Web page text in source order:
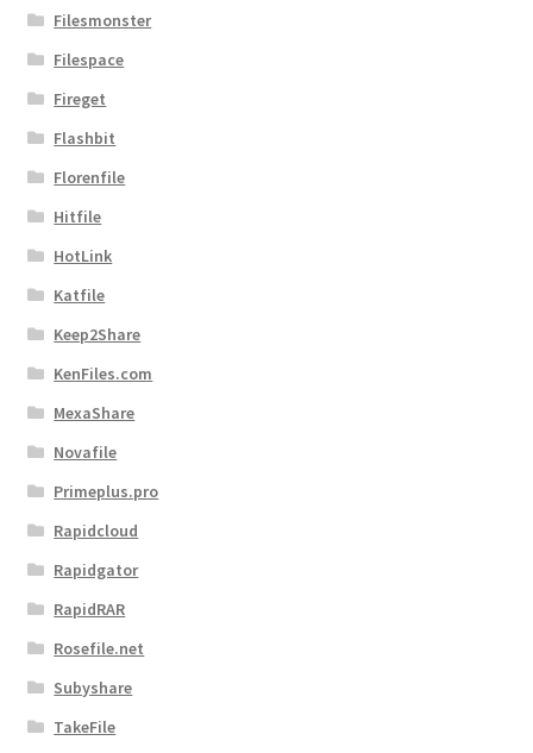
Filesmonster
Filespace
Fireget
Flashbit
Florenfile
Hitfile
HotLink
Katfile
Keep2Share
KenFiles.com
MexaShare
Novafile
Primeplus.pro
Rapidcloud
Rapidgator
RapidRAR
Rosefile.net
Subyshare
TakeFile